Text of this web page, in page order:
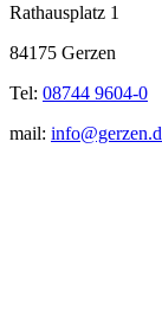
Rathausplatz 1
84175 Gerzen
Tel: 08744 9604-0
mail: